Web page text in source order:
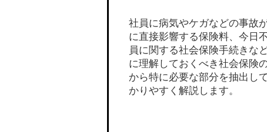
社員に病気やケガなどの事故
に直接影響する保険料、今日
員に関する社会保険手続きな
に理解しておくべき社会保険
から特に必要な部分を抽出し
かりやすく解説します。